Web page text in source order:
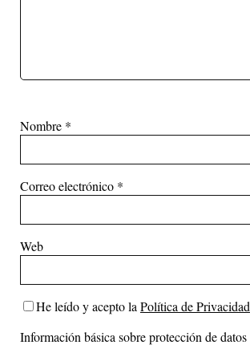
Nombre *
Correo electrónico *
Web
He leído y acepto la Política de Privacidad
Información básica sobre protección de datos